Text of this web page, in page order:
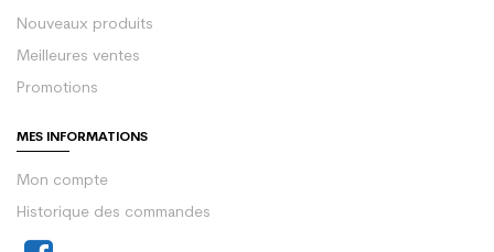
Nouveaux produits
Meilleures ventes
Promotions
MES INFORMATIONS
Mon compte
Historique des commandes